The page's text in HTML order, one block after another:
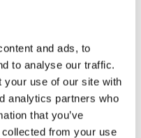
and ads, to
to analyse our traffic.
your use of our site with
analytics partners who
that you’ve
from your use
som kan få store
bøter, men om å
dataene og tilliten
på alvor er en
Krister.